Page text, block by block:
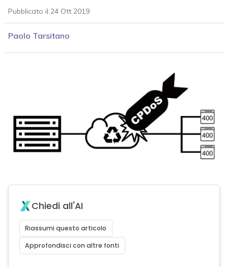
Pubblicato il 24 Ott 2019
Paolo Tarsitano
Chiedi all'AI
Riassumi questo articolo
Approfondisci con altre fonti